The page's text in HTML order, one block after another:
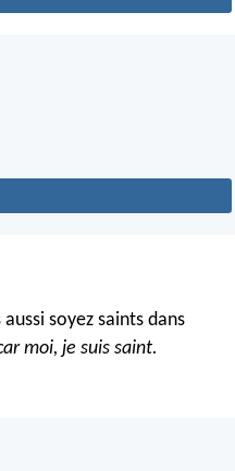
soyez saints dans
moi, je suis saint.